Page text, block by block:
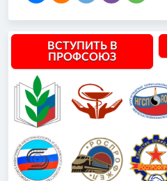
ВСТУПИТЬ В
ПРОФСОЮЗ